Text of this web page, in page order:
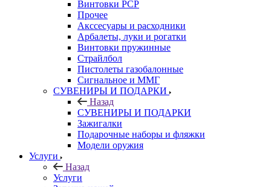
Винтовки PCP
Прочее
Акссесуары и расходники
Арбалеты, луки и рогатки
Винтовки пружинные
Страйлбол
Пистолеты газобалонные
Сигнальное и ММГ
СУВЕНИРЫ И ПОДАРКИ
Назад
СУВЕНИРЫ И ПОДАРКИ
Зажигалки
Подарочные наборы и фляжки
Модели оружия
Услуги
Назад
Услуги